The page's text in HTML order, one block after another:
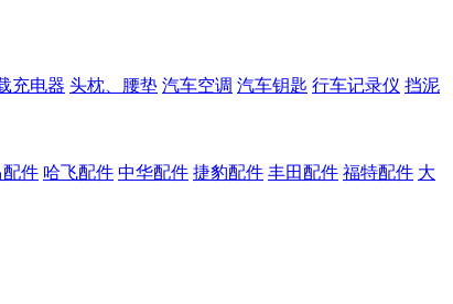
充电器 头枕、腰垫 汽车空调 汽车钥匙 行车记录仪 挡泥
件 哈飞配件 中华配件 捷豹配件 丰田配件 福特配件 大